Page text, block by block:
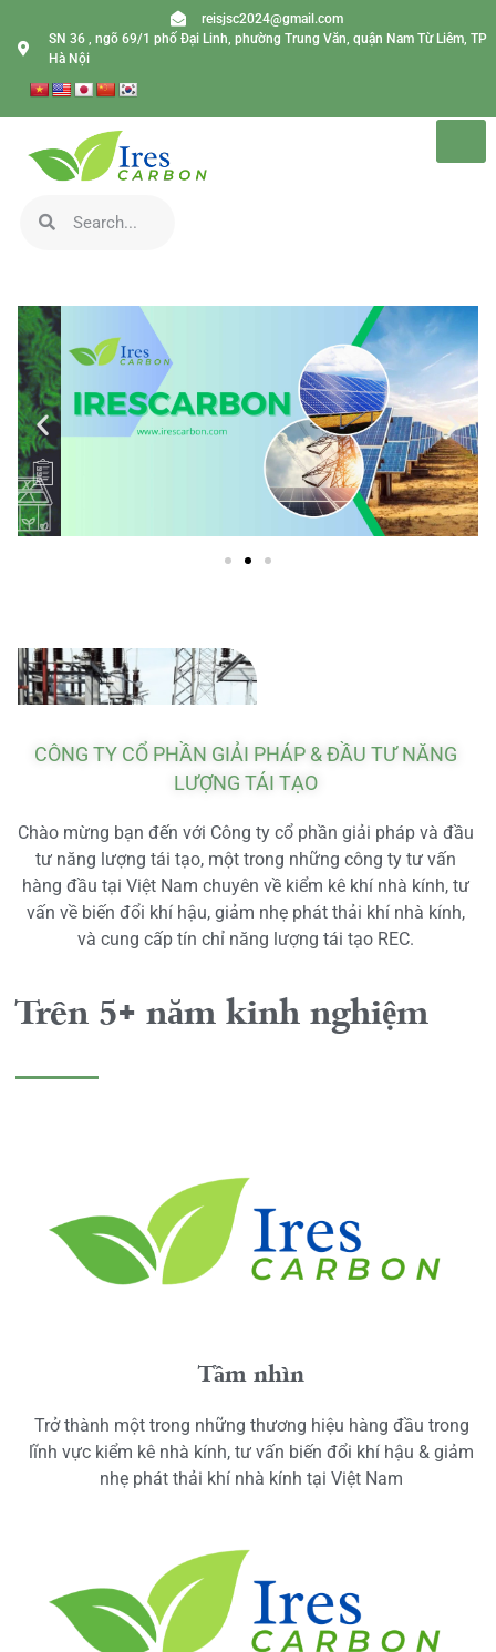
reisjsc2024@gmail.com
SN 36 , ngõ 69/1 phố Đại Linh, phường Trung Văn, quận Nam Từ Liêm, TP
Hà Nội
CÔNG TY CỔ PHẦN GIẢI PHÁP & ĐẦU TƯ NĂNG
LƯỢNG TÁI TẠO
Chào mừng bạn đến với Công ty cổ phần giải pháp và đầu
tư năng lượng tái tạo, một trong những công ty tư vấn
hàng đầu tại Việt Nam chuyên về kiểm kê khí nhà kính, tư
vấn về biến đổi khí hậu, giảm nhẹ phát thải khí nhà kính,
và cung cấp tín chỉ năng lượng tái tạo REC.
Trên 5+ năm kinh nghiệm
Tầm nhìn
Trở thành một trong những thương hiệu hàng đầu trong
lĩnh vực kiểm kê nhà kính, tư vấn biến đổi khí hậu & giảm
nhẹ phát thải khí nhà kính tại Việt Nam